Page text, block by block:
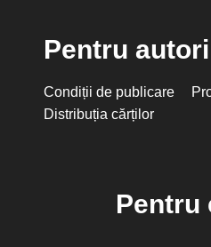
Pentru autori
Condiții de publicare
Distribuția cărților
Pentru